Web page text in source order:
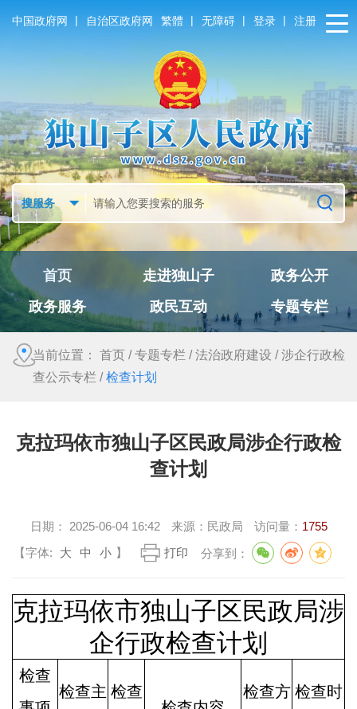
中国政府网 | 自治区政府网 繁體 | 无障碍 | 登录 | 注册
首页 走进独山子
政务公开
政务服务
政民互动 专题专栏
当前位置： 首页 /专题专栏 /法治政府建设 /涉企行政检
查公示专栏 /检查计划
克拉玛依市独山子区民政局涉企行政检
查计划
日期： 2025-06-04 16:42 来源： 民政局 访问量： 1755
【字体:
大 中 小 】 打印 分享到：
克拉玛依市独山子区民政局涉
企行政检查计划
检查
检查主 检查
检查方 检查时